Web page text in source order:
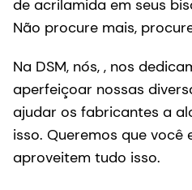
de acrilamida em seus
Não procure mais,
Na DSM, nós, , nos
aperfeiçoar nossas
ajudar os fabricantes a
isso. Queremos que você
aproveitem tudo isso.